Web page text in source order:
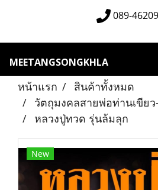
089-
MEETANGSONGKHLA
หน้าแรก
สินค้าทั้งหมด
วัตถุมงคลสายพ่อท่านเขีย
หลวงปู่ทวด รุ่นล้มลุก
New